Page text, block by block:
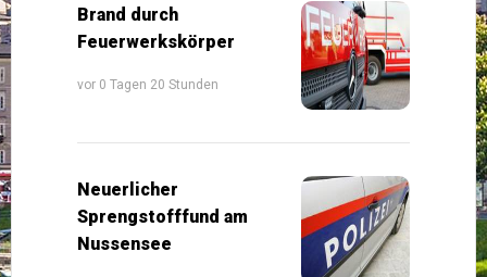
Brand durch
Feuerwerkskörper
vor 0 Tagen 20 Stunden
Neuerlicher
Sprengstofffund am
Nussensee